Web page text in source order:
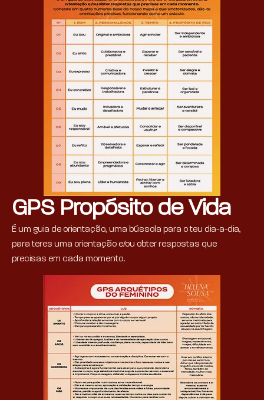
GPS Propósito de Vida
É um guia de orientação, uma bússola para o teu dia-a-dia,
para teres uma orientação e/ou obter respostas que
precisas em cada momento.